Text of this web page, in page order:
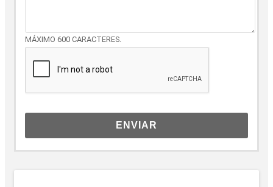
MÁXIMO 600 CARACTERES.
ENVIAR